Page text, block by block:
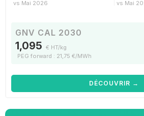
vs Mai 2026 vs Mai
GNV CAL 2030
1,095 € HT/kg
PEG forward : 21,75 €/MWh
DÉCOUVRIR →